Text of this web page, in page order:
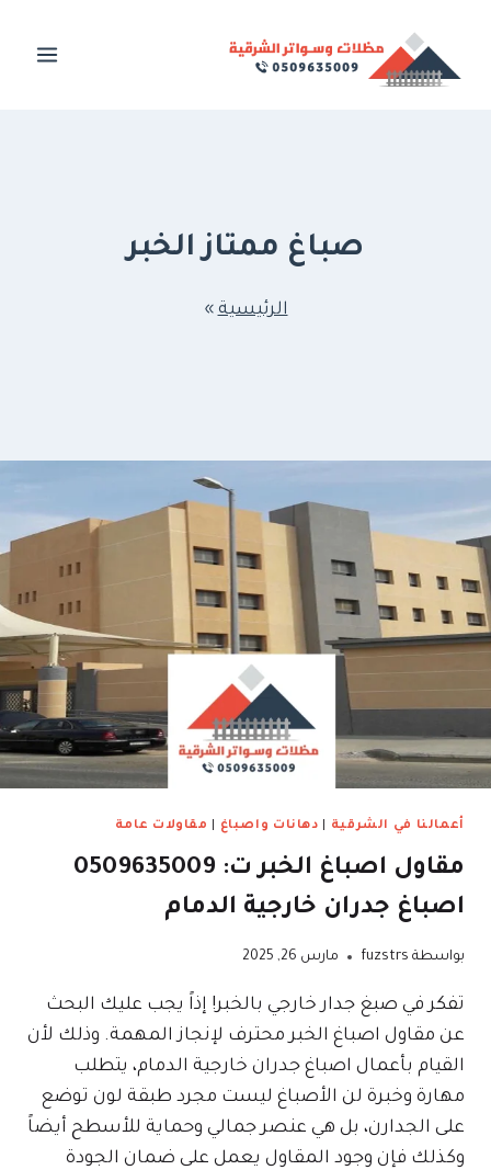
المحتوى
صباغ ممتاز الخبر
الرئيسية »
أعمالنا في الشرقية دهانات واصباغ مقاولات عامة
مقاول اصباغ الخبر ت: 0509635009
اصباغ جدران خارجية الدمام
بواسطة fuzstrs مارس 26, 2025
تفكر في صبغ جدار خارجي بالخبر! إذاً يجب عليك البحث
عن مقاول اصباغ الخبر محترف لإنجاز المهمة. وذلك لأن
القيام بأعمال اصباغ جدران خارجية الدمام، يتطلب
مهارة وخبرة لن الأصباغ ليست مجرد طبقة لون توضع
على الجدارن، بل هي عنصر جمالي وحماية للأسطح أيضاً
وكذلك فإن وجود المقاول يعمل على ضمان الجودة